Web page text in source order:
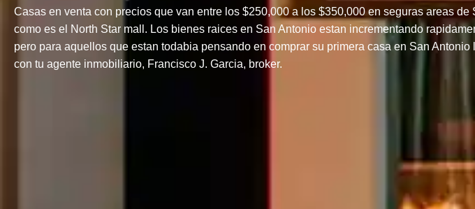
Casas en venta con precios que van entre los $250,000 a los $350,000 en seguras areas
como es el North Star mall. Los bienes raices en San Antonio estan incrementando
pero para aquellos que estan todabia pensando en comprar su primera casa en San
con tu agente inmobiliario, Francisco J. Garcia, broker.